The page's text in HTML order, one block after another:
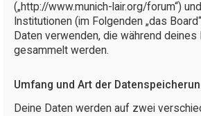
(„http://www.munich-lair.org/forum“)
Institutionen (im Folgenden „das
Daten verwenden, die während
gesammelt werden.
Umfang und Art der
Deine Daten werden auf zwei